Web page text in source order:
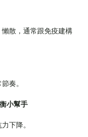
散，通常跟免疫建構
奏。
小幫手
下降。